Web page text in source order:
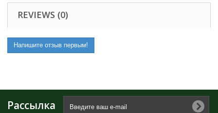
REVIEWS (0)
Напишите отзыв первым!
Рассылка